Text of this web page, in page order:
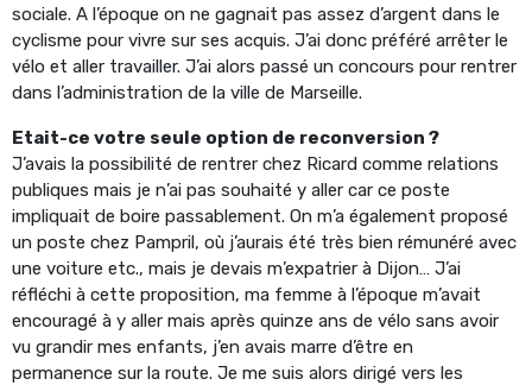
sociale. A l’époque on ne gagnait pas assez d’argent dans le
cyclisme pour vivre sur ses acquis. J’ai donc préféré arrêter le
vélo et aller travailler. J’ai alors passé un concours pour rentrer
dans l’administration de la ville de Marseille.
Etait-ce votre seule option de reconversion ?
J’avais la possibilité de rentrer chez Ricard comme relations
publiques mais je n’ai pas souhaité y aller car ce poste
impliquait de boire passablement. On m’a également proposé
un poste chez Pampril, où j’aurais été très bien rémunéré avec
une voiture etc., mais je devais m’expatrier à Dijon… J’ai
réfléchi à cette proposition, ma femme à l’époque m’avait
encouragé à y aller mais après quinze ans de vélo sans avoir
vu grandir mes enfants, j’en avais marre d’être en
permanence sur la route. Je me suis alors dirigé vers les